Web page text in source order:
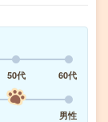
50代
60代
男性